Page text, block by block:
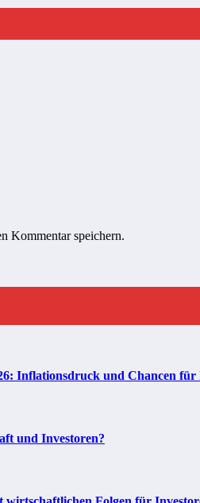
Kommentar speichern.
Inflationsdruck und Chancen für
und Investoren?